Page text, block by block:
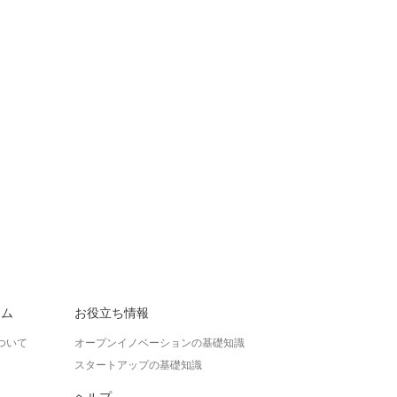
いて
お役立ち情報
オープンイノベーションの基礎知識
スタートアップの基礎知識